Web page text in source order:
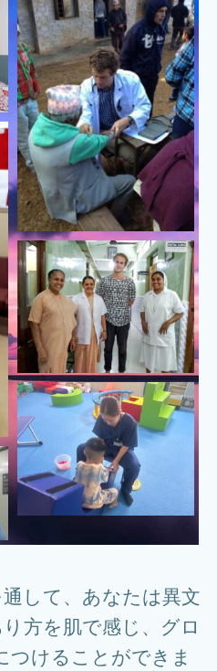
して、あなたは異文
方を肌で感じ、グロ
つけることができま